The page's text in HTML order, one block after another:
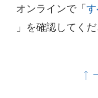
オンラインで「
」を確認してくだ